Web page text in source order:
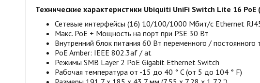
Технические характеристики Ubiquiti UniFi Switch Lite 16 PoE
Сетевые интерфейсы (16) 10/100/1000 Мбит/с Ethernet
Макс. PoE + Мощность на порт при PSE 30 Вт
Внутренний блок питания 60 Вт переменного / постоянного
PoE Amber: IEEE 802.3af / at
Режимы SMB Layer 2 PoE Gigabit Ethernet Switch
Рабочая температура от -15 до 40 ° C (от 5 до 104 ° F)